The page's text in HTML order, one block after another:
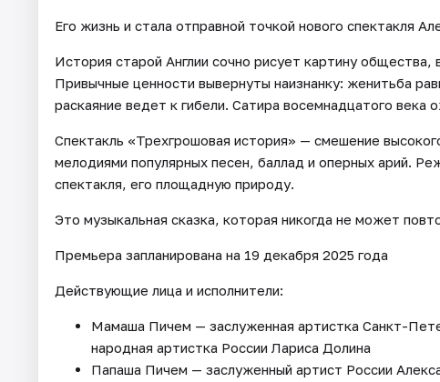
Его жизнь и стала отправной точкой нового спектакля
История старой Англии сочно рисует картину
Привычные ценности вывернуты наизнанку: женитьба
раскаяние ведет к гибели. Сатира восемнадцатого века
Спектакль «Трехгрошовая история» — смешение
мелодиями популярных песен, баллад и оперных арий.
спектакля, его площадную природу.
Это музыкальная сказка, которая никогда не может
Премьера запланирована на 19 декабря 2025 года
Действующие лица и исполнители:
Мамаша Пичем — заслуженная артистка Санкт-
народная артистка России Лариса Долина
Папаша Пичем — заслуженный артист России